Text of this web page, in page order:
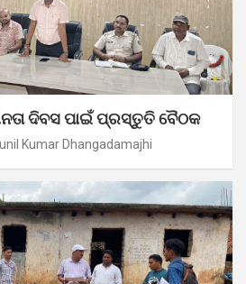
ଦିବସ ପାଇଁ ପ୍ରସ୍ତୁତି ବୈଠକ
Kumar Dhangadamajhi